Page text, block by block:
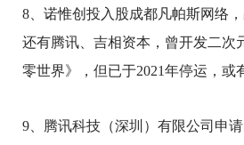
8、诺惟创投入股成都凡帕斯网络
还有腾讯、吉相资本，曾开发二次
零世界》，但已于2021年停运，或
9、腾讯科技（深圳）有限公司申